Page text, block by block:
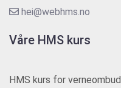
hei@webhms.no
Våre HMS kurs
HMS kurs for verneombud